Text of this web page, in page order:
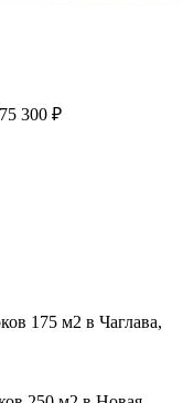
300 ₽
175 м2 в Чаглава,